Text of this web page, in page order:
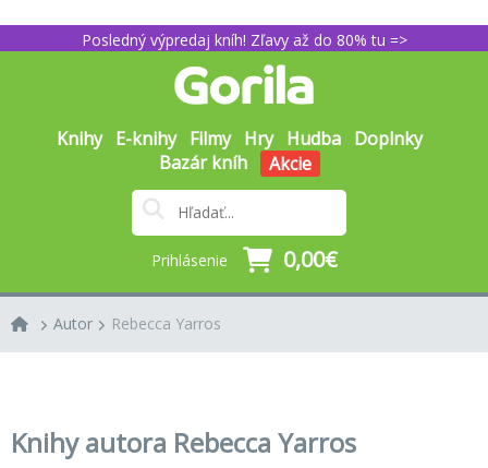
Posledný výpredaj kníh! Zľavy až do 80% tu =>
Knihy E-knihy Filmy Hry Hudba Doplnky
Bazár kníh
Akcie
Prihlásenie 0,00€
Autor Rebecca Yarros
Knihy autora Rebecca Yarros